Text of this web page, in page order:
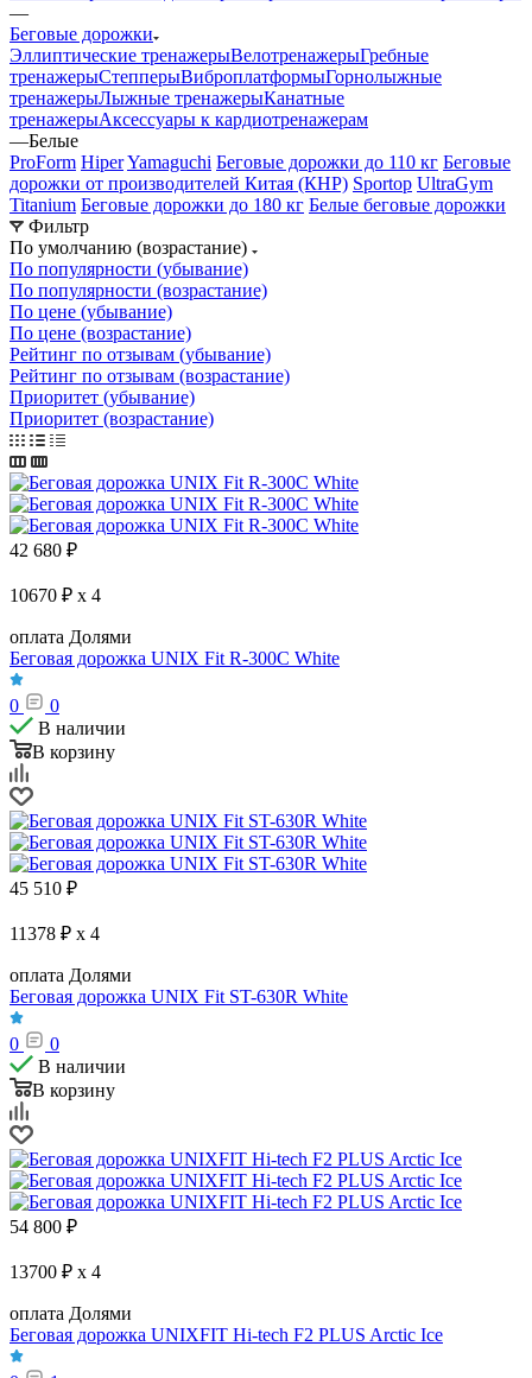
—
Беговые дорожки
Эллиптические тренажерыВелотренажерыГребные
тренажерыСтепперыВиброплатформыГорнолыжные
тренажерыЛыжные тренажерыКанатные
тренажерыАксессуары к кардиотренажерам
—Белые
ProForm HiperYamaguchi Беговые дорожки до 110 кг Беговые
дорожки от производителей Китая (КНР) Sportop UltraGym
Titanium Беговые дорожки до 180 кг Белые беговые дорожки
Фильтр
По умолчанию (возрастание)
По популярности (убывание)
По популярности (возрастание)
По цене (убывание)
По цене (возрастание)
Рейтинг по отзывам (убывание)
Рейтинг по отзывам (возрастание)
Приоритет (убывание)
Приоритет (возрастание)
42 680 ₽
10670 ₽ x 4
оплата Долями
Беговая дорожка UNIX Fit R-300C White
0
0
В наличии
В корзину
45 510 ₽
11378 ₽ x 4
оплата Долями
Беговая дорожка UNIX Fit ST-630R White
0
0
В наличии
В корзину
54 800 ₽
13700 ₽ x 4
оплата Долями
Беговая дорожка UNIXFIT Hi-tech F2 PLUS Arctic Ice